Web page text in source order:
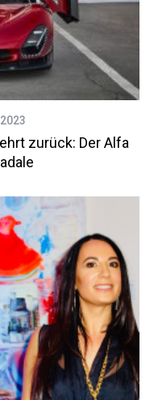
zurück: Der Alfa